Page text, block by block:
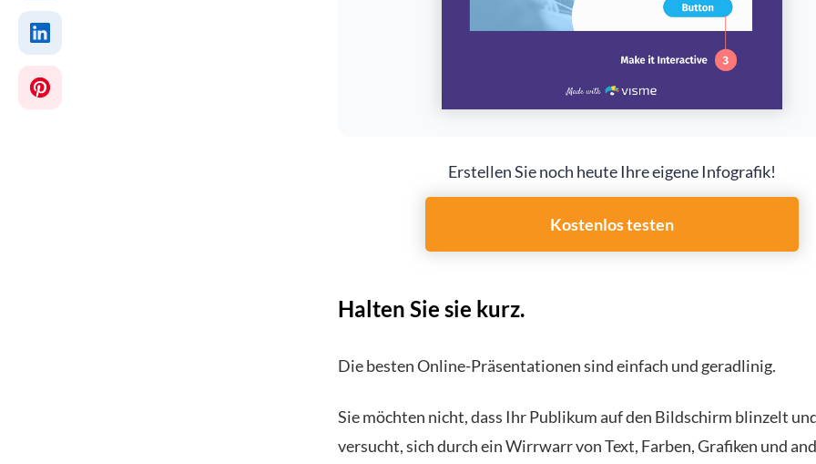
Erstellen Sie noch heute Ihre eigene Infografik!
Kostenlos testen
Halten Sie sie kurz.
Die besten Online-Präsentationen sind einfach und geradlinig.
Sie möchten nicht, dass Ihr Publikum auf den Bildschirm blinzelt
versucht, sich durch ein Wirrwarr von Text, Farben, Grafiken und